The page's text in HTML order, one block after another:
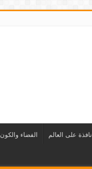
نافذة على العالم الفضاء والكون